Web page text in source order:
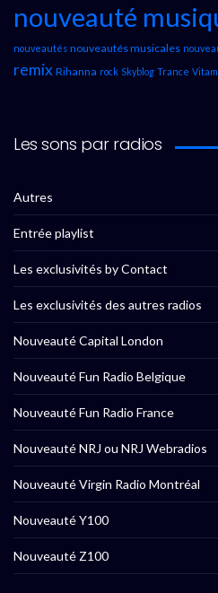
nouveauté
nouveautés nouveautés musicales
remix Rihanna rock Skyblog Trance
Les sons par radios
Autres
Entrée playlist
Les exclusivités by Contact
Les exclusivités des autres radios
Nouveauté Capital London
Nouveauté Fun Radio Belgique
Nouveauté Fun Radio France
Nouveauté NRJ ou NRJ Webradios
Nouveauté Virgin Radio Montréal
Nouveauté Y100
Nouveauté Z100